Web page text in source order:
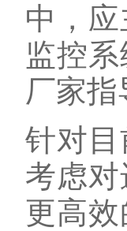
中，
监控
厂家
针对
考虑
更高